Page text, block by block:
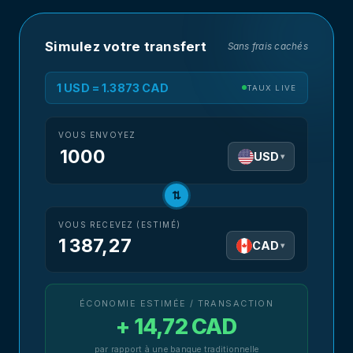
Simulez votre transfert Sans frais cachés
1 USD = 1.3873 CAD TAUX LIVE
VOUS ENVOYEZ
USD ▾
⇅
VOUS RECEVEZ (ESTIMÉ)
1 387,27 CAD ▾
ÉCONOMIE ESTIMÉE / TRANSACTION
+ 14,72 CAD
par rapport à une banque traditionnelle